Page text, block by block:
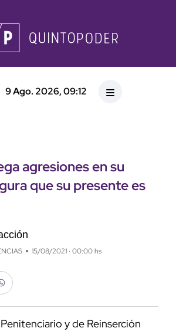
9 Ago. 2026, 09:12
agresiones en su
que su presente es
15/08/2021 · 00:00 hs
y de Reinserción